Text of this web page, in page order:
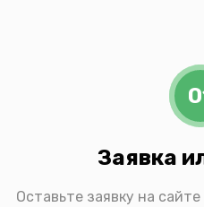
Заявка
Оставьте заявку на